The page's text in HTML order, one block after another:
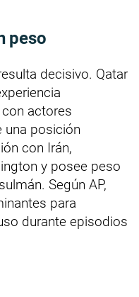
peso
decisivo. Qatar
actores
una posición
con Irán,
y posee peso
Según AP,
para
durante episodios